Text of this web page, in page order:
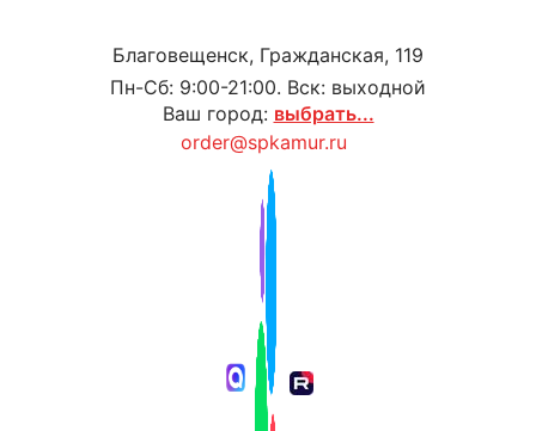
Благовещенск, Гражданская, 119
Пн-Сб: 9:00-21:00. Вск: выходной
Ваш город: выбрать...
order@spkamur.ru